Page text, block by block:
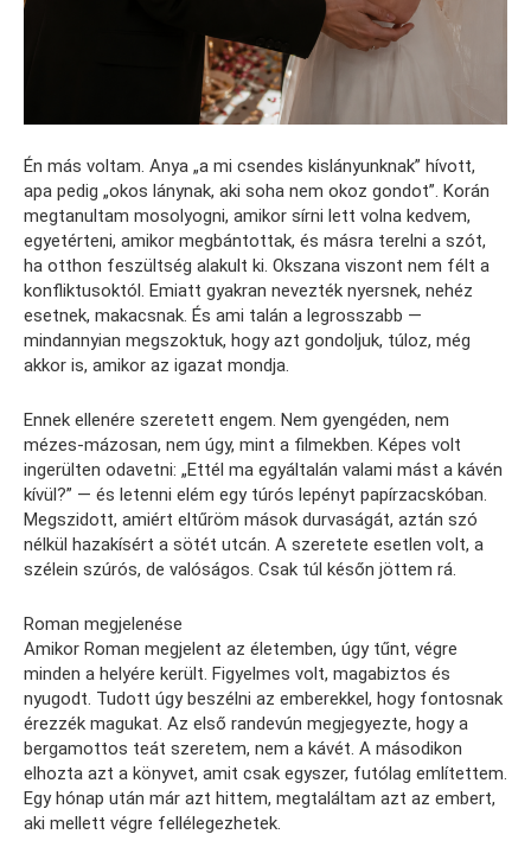
Én más voltam. Anya „a mi csendes kislányunknak” hívott,
apa pedig „okos lánynak, aki soha nem okoz gondot”. Korán
megtanultam mosolyogni, amikor sírni lett volna kedvem,
egyetérteni, amikor megbántottak, és másra terelni a szót,
ha otthon feszültség alakult ki. Okszana viszont nem félt a
konfliktusoktól. Emiatt gyakran nevezték nyersnek, nehéz
esetnek, makacsnak. És ami talán a legrosszabb —
mindannyian megszoktuk, hogy azt gondoljuk, túloz, még
akkor is, amikor az igazat mondja.
Ennek ellenére szeretett engem. Nem gyengéden, nem
mézes-mázosan, nem úgy, mint a filmekben. Képes volt
ingerülten odavetni: „Ettél ma egyáltalán valami mást a kávén
kívül?” — és letenni elém egy túrós lepényt papírzacskóban.
Megszidott, amiért eltűröm mások durvaságát, aztán szó
nélkül hazakísért a sötét utcán. A szeretete esetlen volt, a
szélein szúrós, de valóságos. Csak túl későn jöttem rá.
Roman megjelenése
Amikor Roman megjelent az életemben, úgy tűnt, végre
minden a helyére került. Figyelmes volt, magabiztos és
nyugodt. Tudott úgy beszélni az emberekkel, hogy fontosnak
érezzék magukat. Az első randevún megjegyezte, hogy a
bergamottos teát szeretem, nem a kávét. A másodikon
elhozta azt a könyvet, amit csak egyszer, futólag említettem.
Egy hónap után már azt hittem, megtaláltam azt az embert,
aki mellett végre fellélegezhetek.